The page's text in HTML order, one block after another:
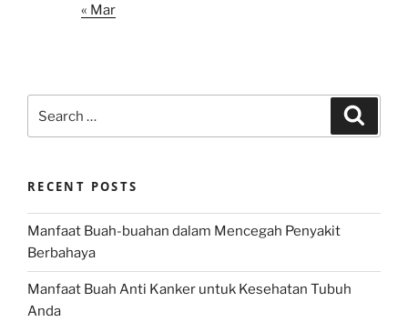
« Mar
for:
RECENT POSTS
Manfaat Buah-buahan dalam Mencegah Penyakit
Berbahaya
Manfaat Buah Anti Kanker untuk Kesehatan Tubuh
Anda